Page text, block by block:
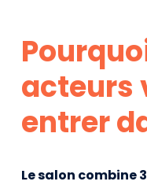
acteurs
entrer
Le salon combine